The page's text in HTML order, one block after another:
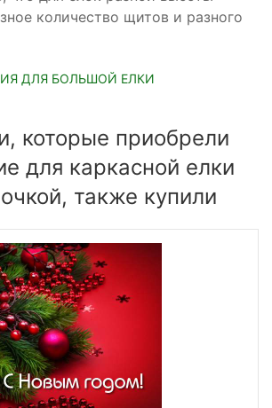
количество щитов и разного
ДЛЯ БОЛЬШОЙ ЕЛКИ
которые приобрели
для каркасной елки
также купили